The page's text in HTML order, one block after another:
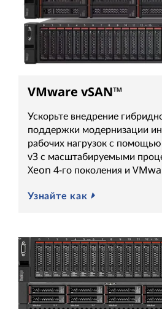
VMware vSAN™
Ускорьте внедрение
поддержки модернизации
рабочих нагрузок с
v3 с масштабируемыми
Xeon 4-го поколения и
Узнайте как